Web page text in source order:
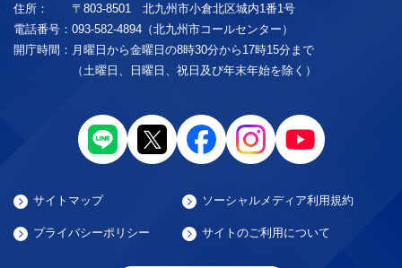
住所：
〒803-8501 北九州市小倉北区城内1番1号
電話番号： 093-582-4894（北九州市コールセンター）
開庁時間： 月曜日から金曜日の8時30分から17時15分まで
（土曜日、日曜日、祝日及び年末年始を除く）
サイトマップ ソーシャルメディア利用規約
プライバシーポリシー サイトのご利用について